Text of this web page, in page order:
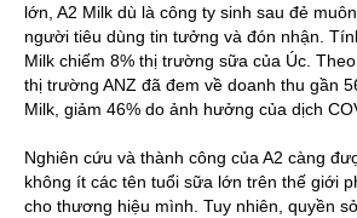
lớn, A2 Milk dù là công ty sinh sau đẻ
người tiêu dùng tin tưởng và đón nhận.
Milk chiếm 8% thị trường sữa của Úc. Theo
thị trường ANZ đã đem về doanh thu gần
Milk, giảm 46% do ảnh hưởng của dịch
Nghiên cứu và thành công của A2 càng
không ít các tên tuổi sữa lớn trên thế giới
cho thương hiệu mình. Tuy nhiên, quyền